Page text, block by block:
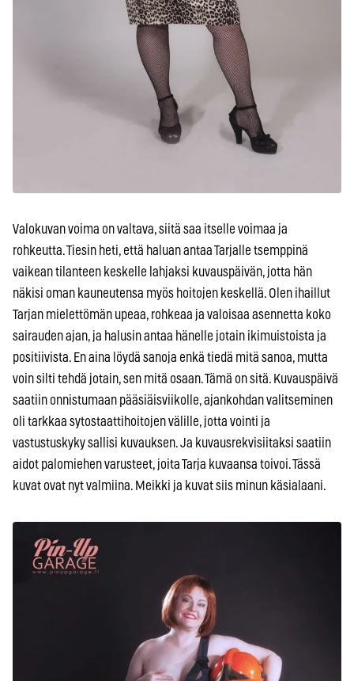
Valokuvan voima on valtava, siitä saa itselle voimaa ja
rohkeutta. Tiesin heti, että haluan antaa Tarjalle tsemppinä
vaikean tilanteen keskelle lahjaksi kuvauspäivän, jotta hän
näkisi oman kauneutensa myös hoitojen keskellä. Olen ihaillut
Tarjan mielettömän upeaa, rohkeaa ja valoisaa asennetta koko
sairauden ajan, ja halusin antaa hänelle jotain ikimuistoista ja
positiivista. En aina löydä sanoja enkä tiedä mitä sanoa, mutta
voin silti tehdä jotain, sen mitä osaan. Tämä on sitä. Kuvauspäivä
saatiin onnistumaan pääsiäisviikolle, ajankohdan valitseminen
oli tarkkaa sytostaattihoitojen välille, jotta vointi ja
vastustuskyky sallisi kuvauksen. Ja kuvausrekvisiitaksi saatiin
aidot palomiehen varusteet, joita Tarja kuvaansa toivoi. Tässä
kuvat ovat nyt valmiina. Meikki ja kuvat siis minun käsialaani.